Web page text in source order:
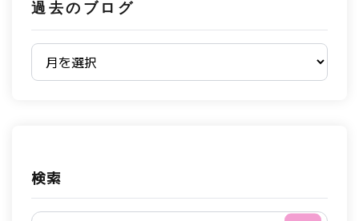
過去のブログ
過去のブログ
検索